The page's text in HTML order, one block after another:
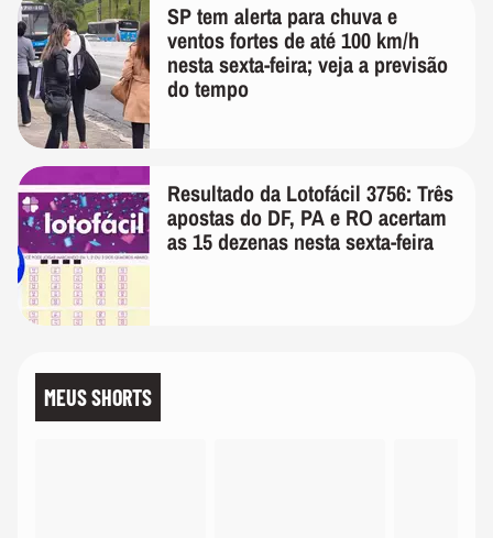
SP tem alerta para chuva e
ventos fortes de até 100 km/h
nesta sexta-feira; veja a previsão
do tempo
Resultado da Lotofácil 3756: Três
apostas do DF, PA e RO acertam
as 15 dezenas nesta sexta-feira
MEUS SHORTS